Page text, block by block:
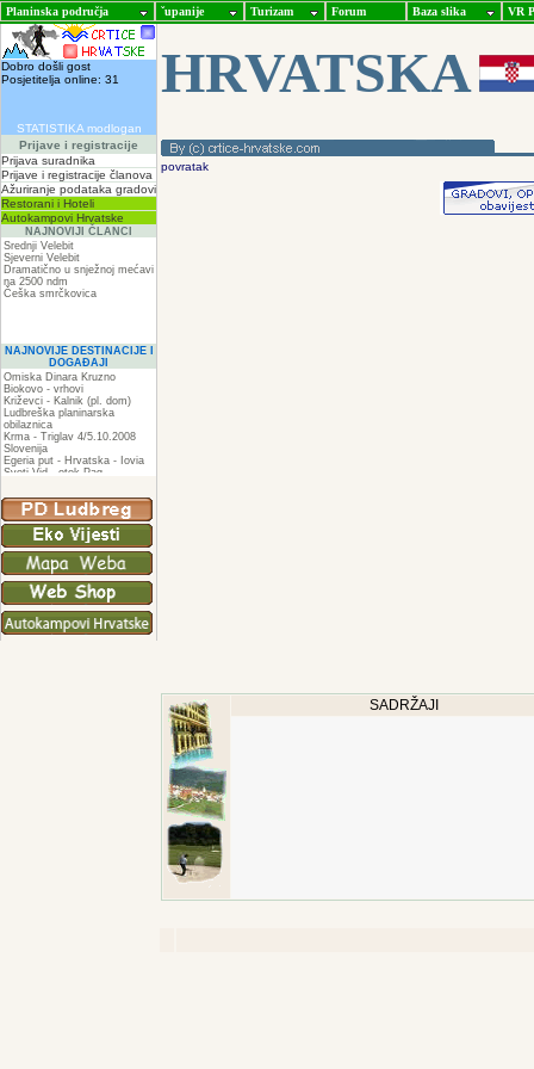
Planinska područja ˇupanije Turizam Forum Baza slika VR
Dobro došli gost
Posjetitelja online: 31
STATISTIKA modlogan
Prijave i registracije
Prijava suradnika
Prijave i registracije članova
Ažuriranje podataka gradovi
Restorani i Hoteli
Autokampovi Hrvatske
NAJNOVIJI ČLANCI
Srednji Velebit
Sjeverni Velebit
Dramatično u snježnoj mećavi
na 2500 ndm
Češka smrčkovica
NAJNOVIJE DESTINACIJE I
DOGAĐAJI
Omiska Dinara Kruzno
Biokovo - vrhovi
Križevci - Kalnik (pl. dom)
Ludbreška planinarska
obilaznica
Krma - Triglav 4/5.10.2008
Slovenija
Egeria put - Hrvatska - Iovia
Sveti Vid - otok Pag
ZIR
Podkilavac-Mudna dol-Hahlići-
Kolac-Podki
HRVATSKA
povratak
SADRŽAJI